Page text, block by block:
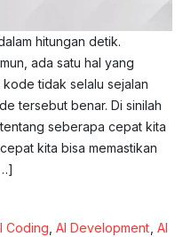
hitungan detik.
ada satu hal yang
tidak selalu sejalan
tersebut benar. Di sinilah
seberapa cepat kita
kita bisa memastikan
Setelah AI Menulis Kode?
Coding ,AI Development AI